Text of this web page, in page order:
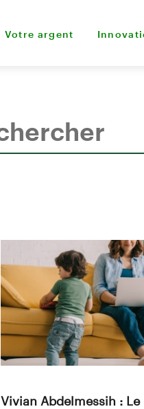
Votre argent
Vivian Abdelmessih : Le